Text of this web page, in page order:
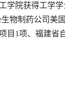
学院获得工学
生物制药公司美
目1项、福建省